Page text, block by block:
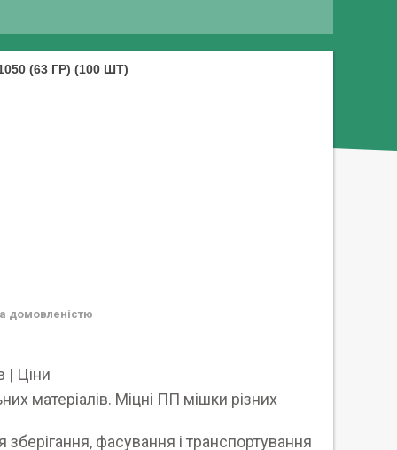
(63 ГР) (100 ШТ)
домовленістю
| Ціни
матеріалів. Міцні ПП мішки різних
фасування і транспортування